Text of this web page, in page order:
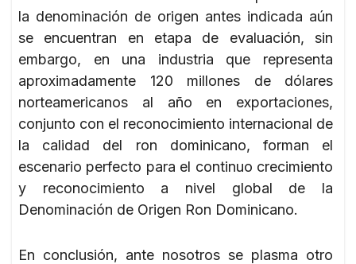
la denominación de origen antes indicada aún
se encuentran en etapa de evaluación, sin
embargo, en una industria que representa
aproximadamente 120 millones de dólares
norteamericanos al año en exportaciones,
conjunto con el reconocimiento internacional de
la calidad del ron dominicano, forman el
escenario perfecto para el continuo crecimiento
y reconocimiento a nivel global de la
Denominación de Origen Ron Dominicano.
En conclusión, ante nosotros se plasma otro